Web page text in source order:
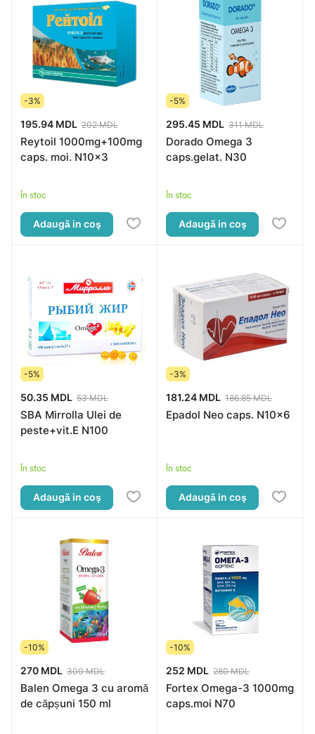
-3%
195.94 MDL 202 MDL
Reytoil 1000mg+100mg
caps. moi. N10x3
În stoc
Adaugă in coş
-5%
295.45 MDL 311 MDL
Dorado Omega 3
caps.gelat. N30
În stoc
Adaugă in coş
-5%
50.35 MDL 53 MDL
SBA Mirrolla Ulei de
peste+vit.E N100
În stoc
Adaugă in coş
-3%
181.24 MDL 186.85 MDL
Epadol Neo caps. N10x6
În stoc
Adaugă in coş
-10%
270 MDL 300 MDL
Balen Omega 3 cu aromă
de căpșuni 150 ml
-10%
252 MDL 280 MDL
Fortex Omega-3 1000mg
caps.moi N70